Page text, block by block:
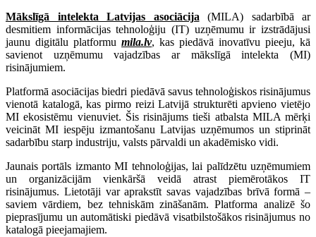
Mākslīgā intelekta Latvijas asociācija(MILA) sadarbībā ar
desmitiem informācijas tehnoloģiju (IT) uzņēmumu ir izstrādājusi
jaunu digitālu platformu mila.lv, kas piedāvā inovatīvu pieeju, kā
savienot uzņēmumu vajadzības ar mākslīgā intelekta (MI)
risinājumiem.
Platformā asociācijas biedri piedāvā savus tehnoloģiskos risinājumus
vienotā katalogā, kas pirmo reizi Latvijā strukturēti apvieno vietējo
MI ekosistēmu vienuviet. Šis risinājums tieši atbalsta MILA mērķi
veicināt MI iespēju izmantošanu Latvijas uzņēmumos un stiprināt
sadarbību starp industriju, valsts pārvaldi un akadēmisko vidi.
Jaunais portāls izmanto MI tehnoloģijas, lai palīdzētu uzņēmumiem
un organizācijām vienkāršā veidā atrast piemērotākos IT
risinājumus. Lietotāji var aprakstīt savas vajadzības brīvā formā –
saviem vārdiem, bez tehniskām zināšanām. Platforma analizē šo
pieprasījumu un automātiski piedāvā visatbilstošākos risinājumus no
katalogā pieejamajiem.